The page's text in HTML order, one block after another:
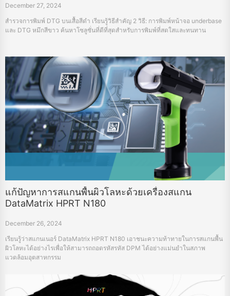
December 27, 2024
สำรวจการพิมพ์ DTG บนเสื้อสีดำ เรียนรู้วิธีสําคัญ 2 วิธี: การพิมพ์หน้าจอ underbase
และ DTG หมึกสีขาว ค้นหาโซลูชั่นที่ดีที่สุดสําหรับการพิมพ์ที่สดใสและทนทาน
แก้ปัญหาการสแกนพื้นผิวโลหะด้วยเครื่องสแกน
DataMatrix HPRT N180
December 26, 2024
เรียนรู้ว่าสแกนเนอร์ DataMatrix HPRT N180 เอาชนะความท้าทายในการสแกนพื้น
ผิวโลหะได้อย่างไรเพื่อให้สามารถถอดรหัสรหัส DPM ได้อย่างแม่นยำในสภาพ
แวดล้อมอุตสาหกรรม